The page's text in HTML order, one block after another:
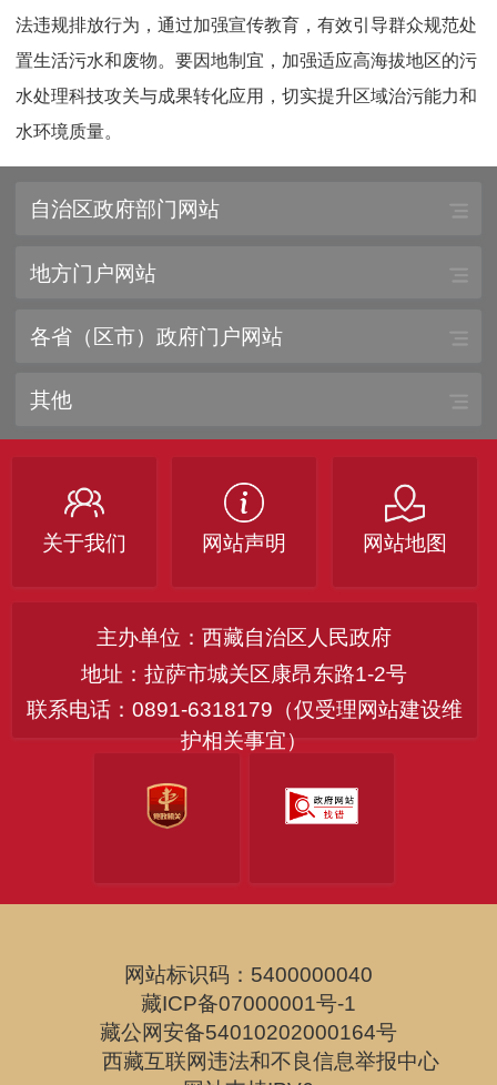
法违规排放行为，通过加强宣传教育，有效引导群众规范处
置生活污水和废物。要因地制宜，加强适应高海拔地区的污
水处理科技攻关与成果转化应用，切实提升区域治污能力和
水环境质量。
自治区政府部门网站
地方门户网站
各省（区市）政府门户网站
其他
关于我们 网站声明 网站地图
主办单位：西藏自治区人民政府
地址：拉萨市城关区康昂东路1-2号
联系电话：0891-6318179（仅受理网站建设维
护相关事宜）
网站标识码：5400000040
藏ICP备07000001号-1
藏公网安备54010202000164号
西藏互联网违法和不良信息举报中心